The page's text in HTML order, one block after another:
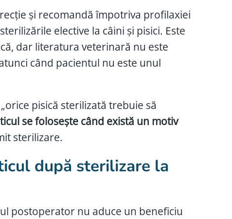
și recomandă împotriva profilaxiei
elective la câini și pisici. Este
dar literatura veterinară nu este
când pacientul nu este unul
pisică sterilizată trebuie să
se folosește când există un motiv
sterilizare.
după sterilizare la
postoperator nu aduce un beneficiu